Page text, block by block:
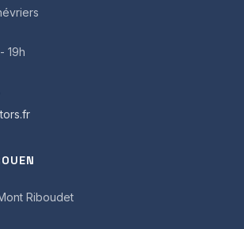
- GN Motors 29 rue des Genévriers
nous pouvons prendre
Visio.
toute la France en supplément.
& frais de mise à la route *
contacter *
19h
Riboudet